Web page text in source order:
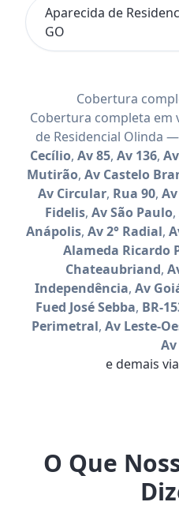
Aparecida de
GO
Cobertura
Cobertura completa em
de Residencial Olinda
Cecílio, Av 85, Av 136,
Mutirão, Av Castelo
Av Circular, Rua 90,
Fidelis, Av São Paulo,
Anápolis, Av 2° Radial,
Alameda Ricardo
Chateaubriand,
Independência, Av
Fued José Sebba, BR-
Perimetral, Av Leste-
Av
e demais
O Que